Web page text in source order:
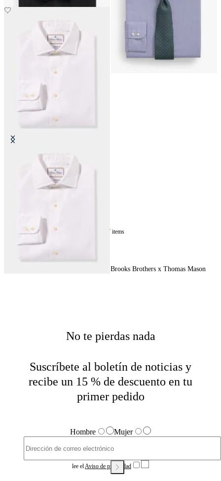
con Cuello English Spread
7 items
Brooks Brothers x Thomas Mason
No te pierdas nada
Suscríbete al boletín de noticias y
recibe un 15 % de descuento en tu
primer pedido
Hombre Mujer
lee elAviso de privacidad